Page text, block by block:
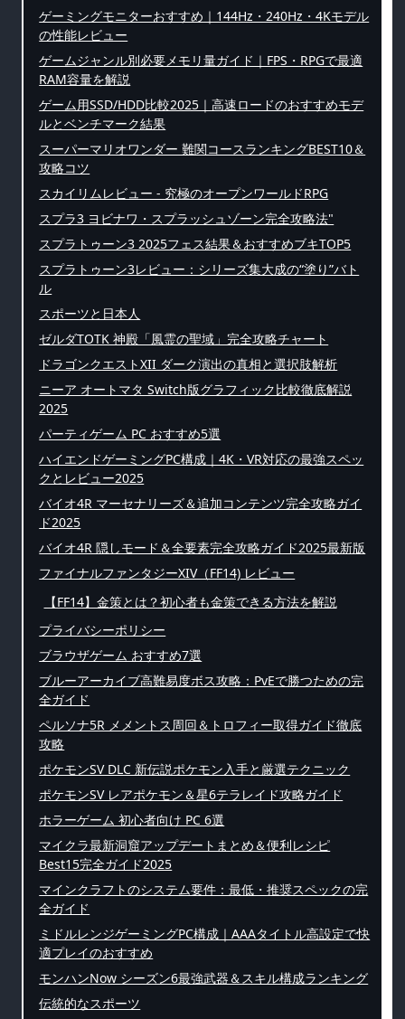
ゲーミングモニターおすすめ｜144Hz・240Hz・4Kモデル
の性能レビュー
ゲームジャンル別必要メモリ量ガイド｜FPS・RPGで最適
RAM容量を解説
ゲーム用SSD/HDD比較2025｜高速ロードのおすすめモデ
ルとベンチマーク結果
スーパーマリオワンダー 難関コースランキングBEST10＆
攻略コツ
スカイリムレビュー - 究極のオープンワールドRPG
スプラ3 ヨビナワ・スプラッシュゾーン完全攻略法"
スプラトゥーン3 2025フェス結果＆おすすめブキTOP5
スプラトゥーン3レビュー：シリーズ集大成の“塗り”バト
ル
スポーツと日本人
ゼルダTOTK 神殿「風霊の聖域」完全攻略チャート
ドラゴンクエストXII ダーク演出の真相と選択肢解析
ニーア オートマタ Switch版グラフィック比較徹底解説
2025
パーティゲーム PC おすすめ5選
ハイエンドゲーミングPC構成｜4K・VR対応の最強スペッ
クとレビュー2025
バイオ4R マーセナリーズ＆追加コンテンツ完全攻略ガイ
ド2025
バイオ4R 隠しモード＆全要素完全攻略ガイド2025最新版
ファイナルファンタジーXIV（FF14) レビュー
【FF14】金策とは？初心者も金策できる方法を解説
プライバシーポリシー
ブラウザゲーム おすすめ7選
ブルーアーカイブ高難易度ボス攻略：PvEで勝つための完
全ガイド
ペルソナ5R メメントス周回＆トロフィー取得ガイド徹底
攻略
ポケモンSV DLC 新伝説ポケモン入手と厳選テクニック
ポケモンSV レアポケモン＆星6テラレイド攻略ガイド
ホラーゲーム 初心者向け PC 6選
マイクラ最新洞窟アップデートまとめ＆便利レシピ
Best15完全ガイド2025
マインクラフトのシステム要件：最低・推奨スペックの完
全ガイド
ミドルレンジゲーミングPC構成｜AAAタイトル高設定で快
適プレイのおすすめ
モンハンNow シーズン6最強武器＆スキル構成ランキング
伝統的なスポーツ